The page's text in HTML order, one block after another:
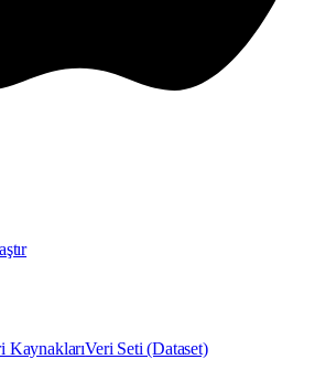
KaynaklarıVeri Seti (Dataset)